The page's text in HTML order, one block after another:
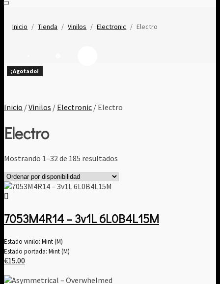
Inicio / Tienda / Vinilos / Electronic / Electro
Inicio /Vinilos / Electronic / Electro
Electro
Mostrando 1–32 de 185 resultados
7053M4R14 ‎– 3v1L 6L0B4L15M
Estado vinilo: Mint (M)
Estado portada: Mint (M)
€15.00
¡Agotado!
¡Agotado!
¡Agotado!